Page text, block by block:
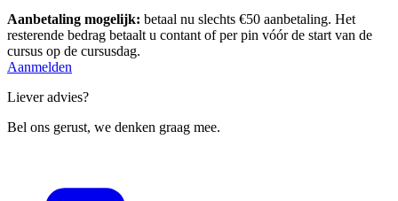
Aanbetaling mogelijk: betaal nu slechts €50 aanbetaling. Het
resterende bedrag betaalt u contant of per pin vóór de start van de
cursus op de cursusdag.
Aanmelden
Liever advies?
Bel ons gerust, we denken graag mee.